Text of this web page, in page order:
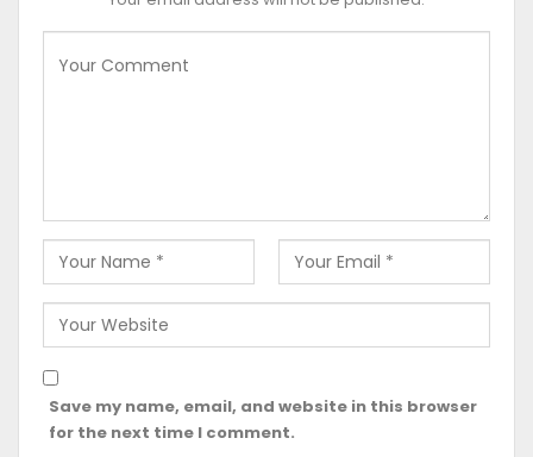
Save my name, email, and website in this browser
for the next time I comment.